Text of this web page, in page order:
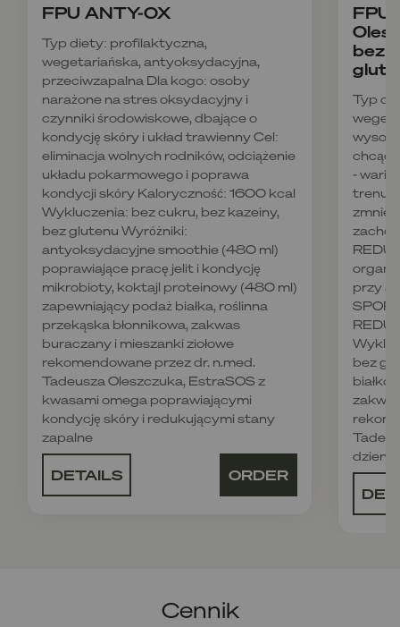
FPU ANTY-OX
Typ diety: profilaktyczna,
wegetariańska, antyoksydacyjna,
przeciwzapalna Dla kogo: osoby
narażone na stres oksydacyjny i
czynniki środowiskowe, dbające o
kondycję skóry i układ trawienny Cel:
eliminacja wolnych rodników, odciążenie
układu pokarmowego i poprawa
kondycji skóry Kaloryczność: 1600 kcal
Wykluczenia: bez cukru, bez kazeiny,
bez glutenu Wyróżniki:
antyoksydacyjne smoothie (480 ml)
poprawiające pracę jelit i kondycję
mikrobioty, koktajl proteinowy (480 ml)
zapewniający podaż białka, roślinna
przekąska błonnikowa, zakwas
buraczany i mieszanki ziołowe
rekomendowane przez dr. n.med.
Tadeusza Oleszczuka, EstraSOS z
kwasami omega poprawiającymi
kondycję skóry i redukującymi stany
zapalne
DETAILS ORDER
FPU
bez
Typ
-
przy
bez
Cennik